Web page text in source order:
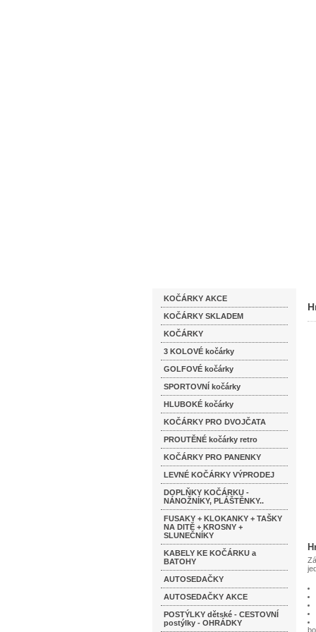
KOČÁRKY AKCE
KOČÁRKY SKLADEM
KOČÁRKY
3 KOLOVÉ kočárky
GOLFOVÉ kočárky
SPORTOVNÍ kočárky
HLUBOKÉ kočárky
KOČÁRKY PRO DVOJČATA
PROUTĚNÉ kočárky retro
KOČÁRKY PRO PANENKY
LEVNÉ KOČÁRKY VÝPRODEJ
DOPLŇKY KOČÁRKU -
NÁNOŽNÍKY, PLÁŠTĚNKY..
FUSAKY + KLOKANKY + TAŠKY
NA DITĚ + KROSNY +
SLUNEČNÍKY
KABELY KE KOČÁRKU a
BATOHY
AUTOSEDAČKY
AUTOSEDAČKY AKCE
POSTÝLKY dětské - CESTOVNÍ
postýlky - OHRÁDKY